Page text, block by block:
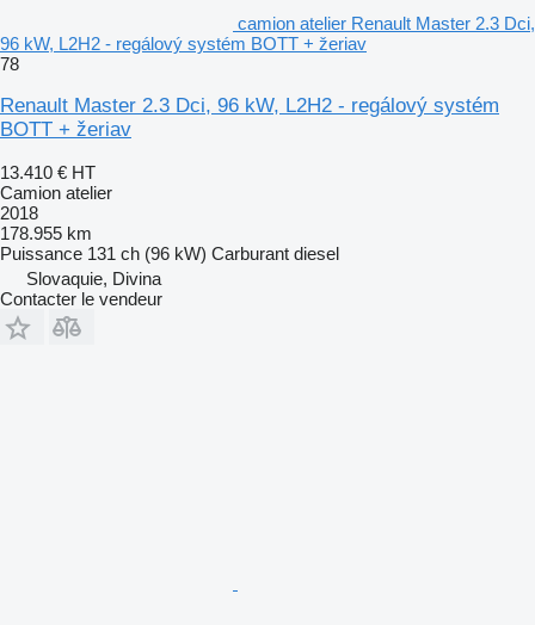
camion atelier Renault Master 2.3 Dci,
96 kW, L2H2 - regálový systém BOTT + žeriav
78
Renault Master 2.3 Dci, 96 kW, L2H2 - regálový systém
BOTT + žeriav
13.410 € HT
Camion atelier
2018
178.955 km
Puissance 131 ch (96 kW) Carburant diesel
Slovaquie, Divina
Contacter le vendeur